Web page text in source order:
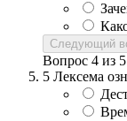
Следующий
Вопрос 4 из 5
5 Лексема